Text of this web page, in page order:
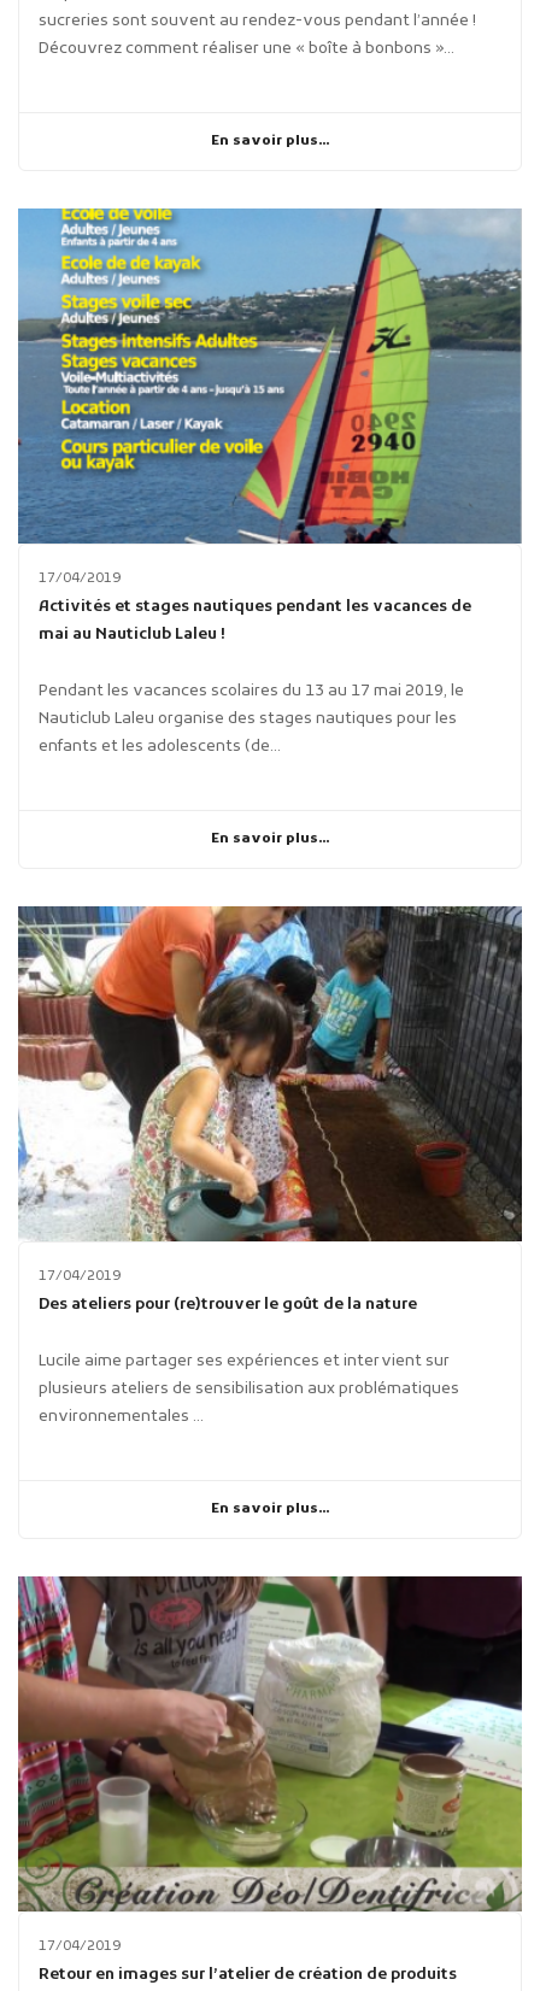
sucreries sont souvent au rendez-vous pendant l’année !
Découvrez comment réaliser une « boîte à bonbons »...
En savoir plus...
17/04/2019
Activités et stages nautiques pendant les vacances de
mai au Nauticlub Laleu !
Pendant les vacances scolaires du 13 au 17 mai 2019, le
Nauticlub Laleu organise des stages nautiques pour les
enfants et les adolescents (de...
En savoir plus...
17/04/2019
Des ateliers pour (re)trouver le goût de la nature
Lucile aime partager ses expériences et intervient sur
plusieurs ateliers de sensibilisation aux problématiques
environnementales ...
En savoir plus...
17/04/2019
Retour en images sur l’atelier de création de produits